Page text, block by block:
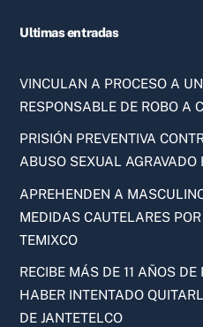
Ultimas entradas
VINCULAN A PROCESO A
RESPONSABLE DE ROBO A
PRISIÓN PREVENTIVA
ABUSO SEXUAL
APREHENDEN A
MEDIDAS CAUTELARES
TEMIXCO
RECIBE MÁS DE 11 AÑOS
HABER INTENTADO
DE JANTETELCO